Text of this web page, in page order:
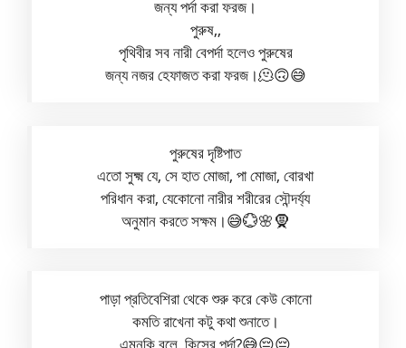
জন্য পর্দা করা ফরজ।
পুরুষ,,
পৃথিবীর সব নারী বেপর্দা হলেও পুরুষের
জন্য নজর হেফাজত করা ফরজ।🫠🙃😅
পুরুষের দৃষ্টিপাত
এতো সুক্ষ্ম যে, সে হাত মোজা, পা মোজা, বোরখা
পরিধান করা, যেকোনো নারীর শরীরের সৌন্দর্য্য
অনুমান করতে সক্ষম।😅💮🌸🧕
পাড়া প্রতিবেশিরা থেকে শুরু করে কেউ কোনো
কমতি রাখেনা কটু কথা শুনাতে।
এমনকি বলে, কিসের পর্দা?😅😔😔